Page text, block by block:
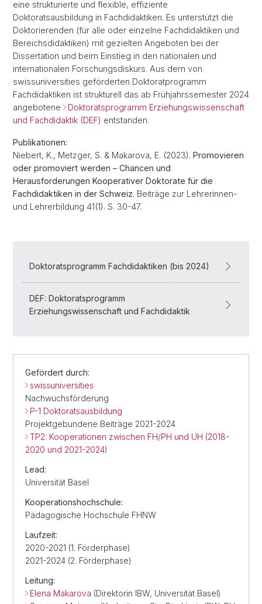
eine strukturierte und flexible, effiziente
Doktoratsausbildung in Fachdidaktiken. Es unterstützt die
Doktorierenden (für alle oder einzelne Fachdidaktiken und
Bereichsdidaktiken) mit gezielten Angeboten bei der
Dissertation und beim Einstieg in den nationalen und
internationalen Forschungsdiskurs. Aus dem von
swissuniversities geförderten Doktoratprogramm
Fachdidaktiken ist strukturell das ab Frühjahrssemester 2024
angebotene
Doktoratsprogramm Erziehungswissenschaft
und Fachdidaktik (DEF) entstanden.
Publikationen:
Niebert, K., Metzger, S. & Makarova, E. (2023). Promovieren
oder promoviert werden – Chancen und
Herausforderungen Kooperativer Doktorate für die
Fachdidaktiken in der Schweiz. Beiträge zur Lehrerinnen-
und Lehrerbildung 41(1). S. 30-47.
Doktoratsprogramm Fachdidaktiken (bis 2024)
DEF: Doktoratsprogramm
Erziehungswissenschaft und Fachdidaktik
Gefördert durch:
swissuniversities
Nachwuchsförderung
P-1 Doktoratsausbildung
Projektgebundene Beiträge 2021-2024
TP2: Kooperationen zwischen FH/PH und UH (2018-
2020 und 2021-2024)
Lead:
Universität Basel
Kooperationshochschule:
Pädagogische Hochschule FHNW
Laufzeit:
2020-2021 (1. Förderphase)
2021-2024 (2. Förderphase)
Leitung:
Elena Makarova (Direktorin IBW, Universität Basel)